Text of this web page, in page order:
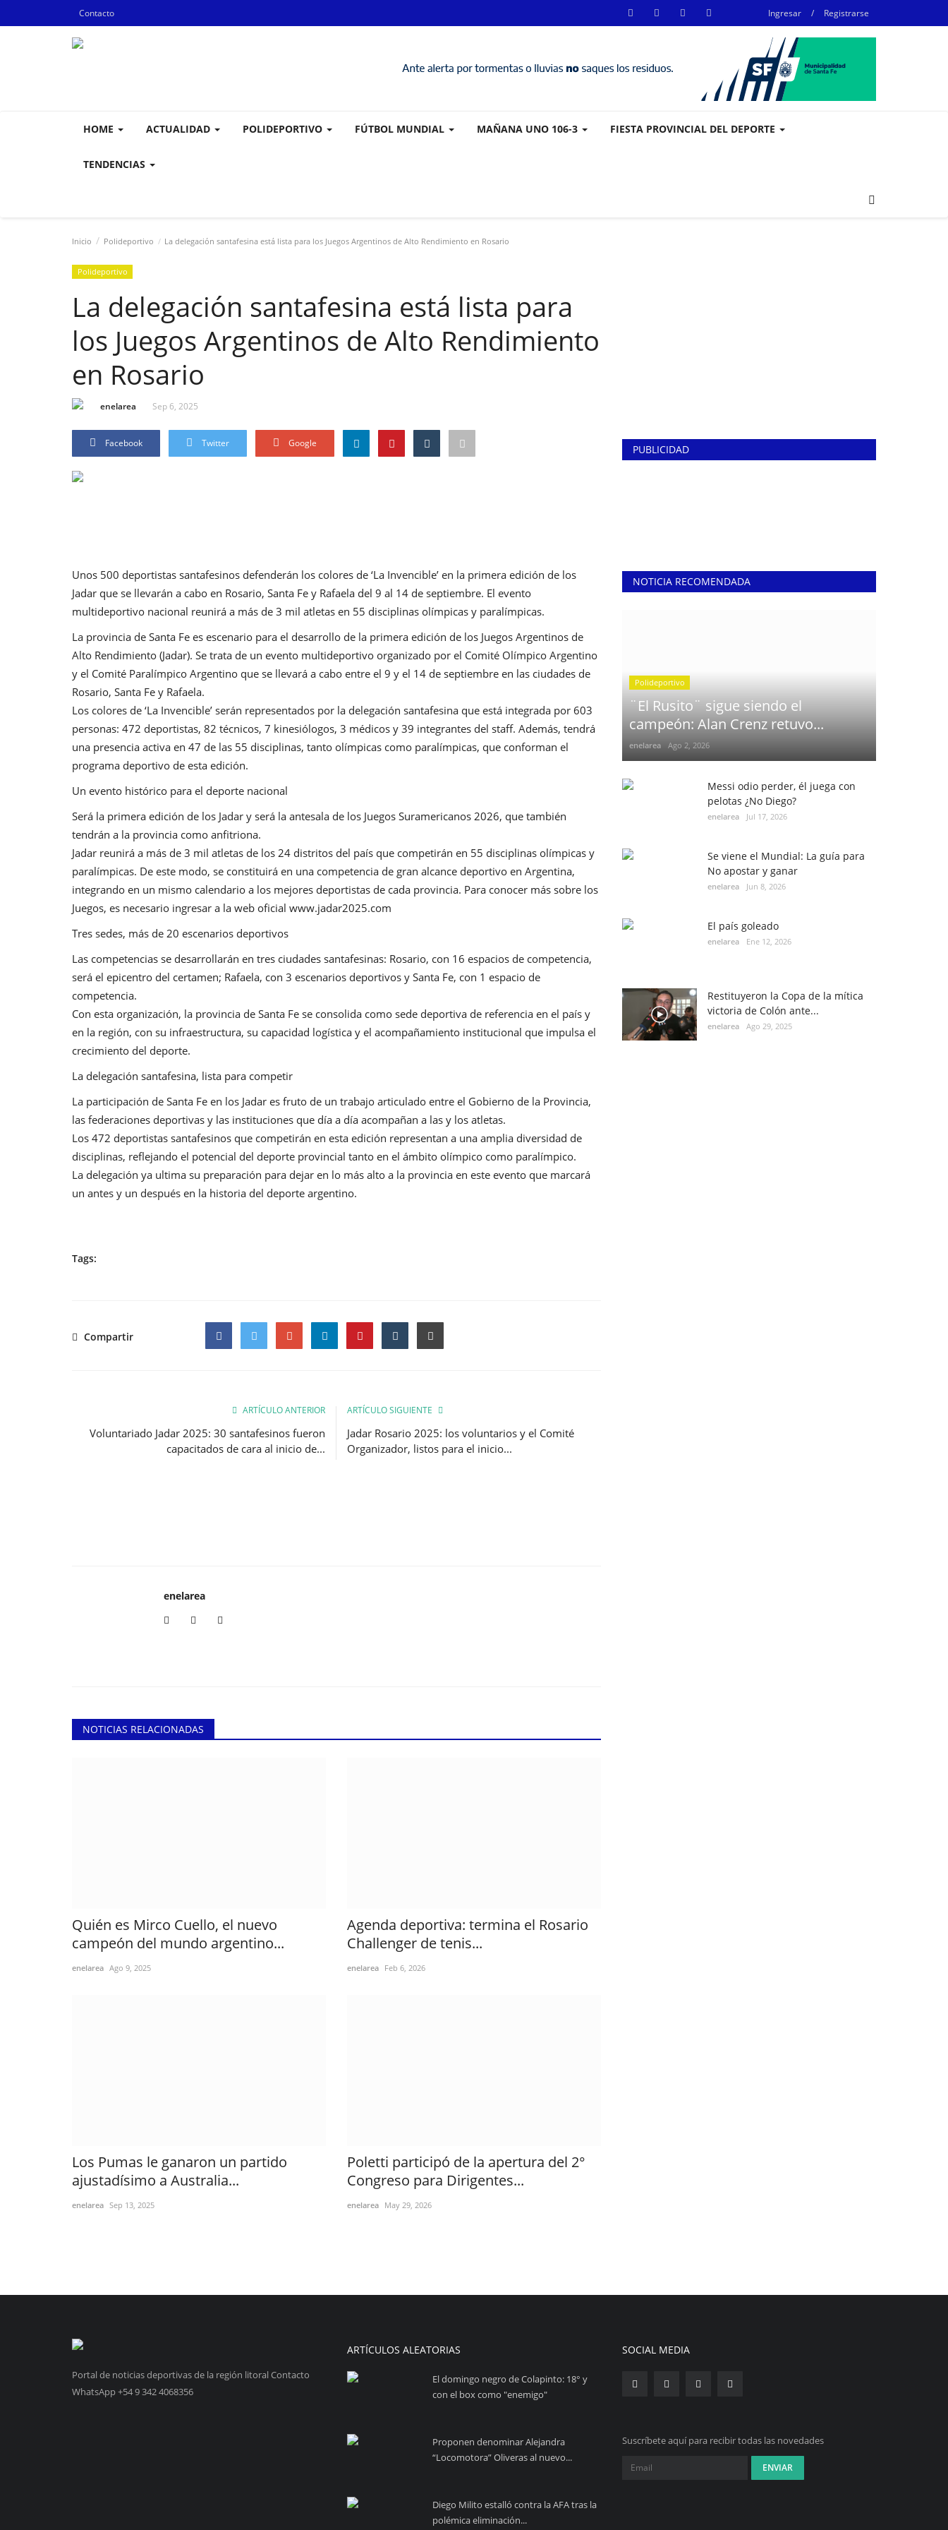
Contacto Ingresar / Registrarse
HOME ACTUALIDAD POLIDEPORTIVO FÚTBOL MUNDIAL MAÑANA UNO 106-3 FIESTA PROVINCIAL DEL DEPORTE
TENDENCIAS
Inicio Polideportivo La delegación santafesina está lista para los Juegos Argentinos de Alto Rendimiento en Rosario
Polideportivo
La delegación santafesina está lista para
los Juegos Argentinos de Alto Rendimiento
en Rosario
enelarea Sep 6, 2025
Facebook Twitter Google
Unos 500 deportistas santafesinos defenderán los colores de ‘La Invencible’ en la primera edición de los
Jadar que se llevarán a cabo en Rosario, Santa Fe y Rafaela del 9 al 14 de septiembre. El evento
multideportivo nacional reunirá a más de 3 mil atletas en 55 disciplinas olímpicas y paralímpicas.
La provincia de Santa Fe es escenario para el desarrollo de la primera edición de los Juegos Argentinos de
Alto Rendimiento (Jadar). Se trata de un evento multideportivo organizado por el Comité Olímpico Argentino
y el Comité Paralímpico Argentino que se llevará a cabo entre el 9 y el 14 de septiembre en las ciudades de
Rosario, Santa Fe y Rafaela.
Los colores de ‘La Invencible’ serán representados por la delegación santafesina que está integrada por 603
personas: 472 deportistas, 82 técnicos, 7 kinesiólogos, 3 médicos y 39 integrantes del staff. Además, tendrá
una presencia activa en 47 de las 55 disciplinas, tanto olímpicas como paralímpicas, que conforman el
programa deportivo de esta edición.
Un evento histórico para el deporte nacional
Será la primera edición de los Jadar y será la antesala de los Juegos Suramericanos 2026, que también
tendrán a la provincia como anfitriona.
Jadar reunirá a más de 3 mil atletas de los 24 distritos del país que competirán en 55 disciplinas olímpicas y
paralímpicas. De este modo, se constituirá en una competencia de gran alcance deportivo en Argentina,
integrando en un mismo calendario a los mejores deportistas de cada provincia. Para conocer más sobre los
Juegos, es necesario ingresar a la web oficial www.jadar2025.com
Tres sedes, más de 20 escenarios deportivos
Las competencias se desarrollarán en tres ciudades santafesinas: Rosario, con 16 espacios de competencia,
será el epicentro del certamen; Rafaela, con 3 escenarios deportivos y Santa Fe, con 1 espacio de
competencia.
Con esta organización, la provincia de Santa Fe se consolida como sede deportiva de referencia en el país y
en la región, con su infraestructura, su capacidad logística y el acompañamiento institucional que impulsa el
crecimiento del deporte.
La delegación santafesina, lista para competir
La participación de Santa Fe en los Jadar es fruto de un trabajo articulado entre el Gobierno de la Provincia,
las federaciones deportivas y las instituciones que día a día acompañan a las y los atletas.
Los 472 deportistas santafesinos que competirán en esta edición representan a una amplia diversidad de
disciplinas, reflejando el potencial del deporte provincial tanto en el ámbito olímpico como paralímpico.
La delegación ya ultima su preparación para dejar en lo más alto a la provincia en este evento que marcará
un antes y un después en la historia del deporte argentino.
Tags:
Compartir
ARTÍCULO ANTERIOR
Voluntariado Jadar 2025: 30 santafesinos fueron
capacitados de cara al inicio de...
ARTÍCULO SIGUIENTE
Jadar Rosario 2025: los voluntarios y el Comité
Organizador, listos para el inicio...
enelarea
NOTICIAS RELACIONADAS
Quién es Mirco Cuello, el nuevo
campeón del mundo argentino...
enelarea Ago 9, 2025
Agenda deportiva: termina el Rosario
Challenger de tenis...
enelarea Feb 6, 2026
Los Pumas le ganaron un partido
ajustadísimo a Australia...
enelarea Sep 13, 2025
Poletti participó de la apertura del 2°
Congreso para Dirigentes...
enelarea May 29, 2026
PUBLICIDAD
NOTICIA RECOMENDADA
Polideportivo
¨El Rusito¨ sigue siendo el
campeón: Alan Crenz retuvo...
enelarea Ago 2, 2026
Messi odio perder, él juega con
pelotas ¿No Diego?
enelarea Jul 17, 2026
Se viene el Mundial: La guía para
No apostar y ganar
enelarea Jun 8, 2026
El país goleado
enelarea Ene 12, 2026
Restituyeron la Copa de la mítica
victoria de Colón ante...
enelarea Ago 29, 2025
Portal de noticias deportivas de la región litoral Contacto
WhatsApp +54 9 342 4068356
ARTÍCULOS ALEATORIAS
El domingo negro de Colapinto: 18° y
con el box como "enemigo"
Proponen denominar Alejandra
“Locomotora” Oliveras al nuevo...
Diego Milito estalló contra la AFA tras la
polémica eliminación...
SOCIAL MEDIA
Suscríbete aquí para recibir todas las novedades